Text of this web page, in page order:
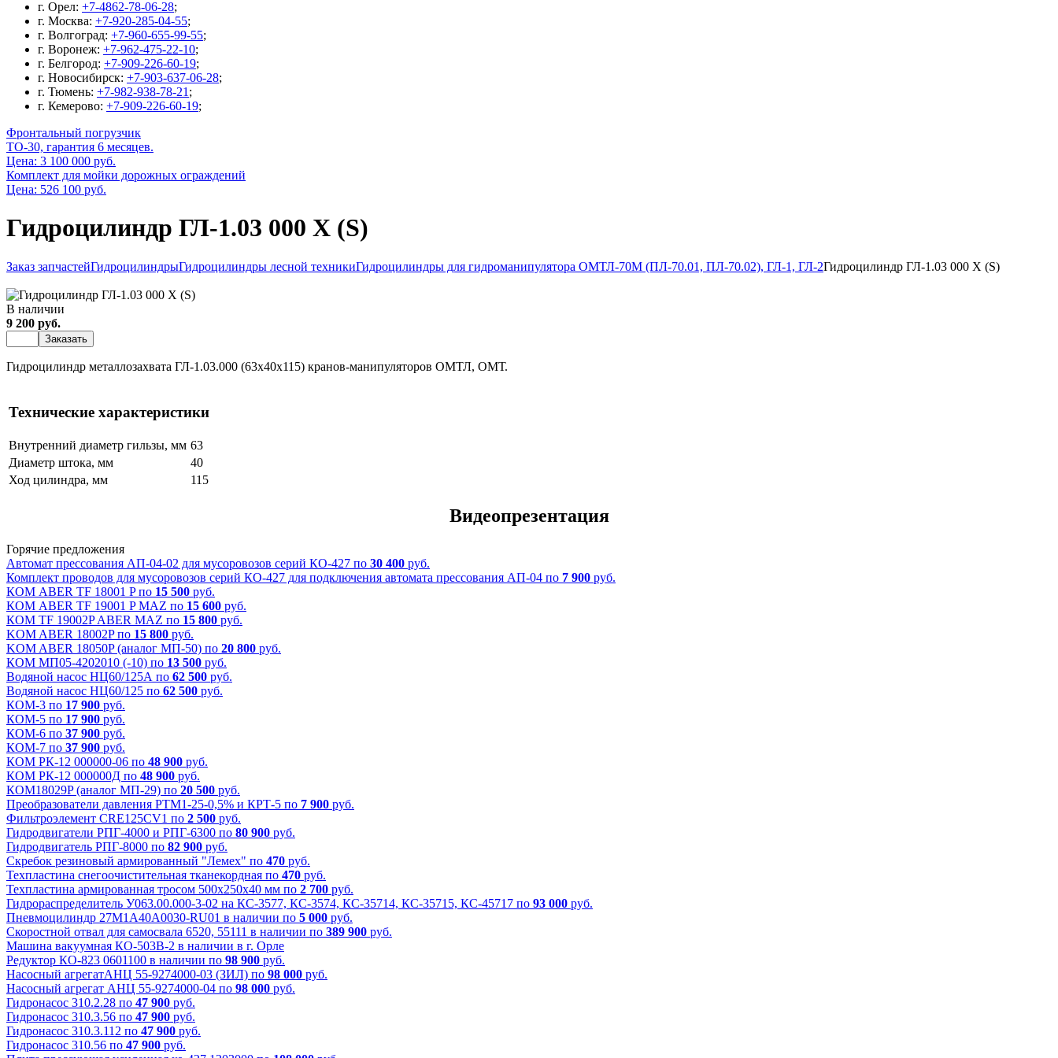
г. Орел: +7-4862-78-06-28;
г. Москва: +7-920-285-04-55;
г. Волгоград: +7-960-655-99-55;
г. Воронеж: +7-962-475-22-10;
г. Белгород: +7-909-226-60-19;
г. Новосибирск: +7-903-637-06-28;
г. Тюмень: +7-982-938-78-21 ;
г. Кемерово: +7-909-226-60-19;
Фронтальный погрузчик
ТО-30, гарантия 6 месяцев.
Цена: 3 100 000 руб.
Комплект для мойки дорожных ограждений
Цена: 526 100 руб.
Гидроцилиндр ГЛ-1.03 000 Х (S)
Заказ запчастейГидроцилиндрыГидроцилиндры лесной техникиГидроцилиндры для гидроманипулятора ОМТЛ-70М (ПЛ-70.01, ПЛ-70.02), ГЛ-1, ГЛ-2Гидроцилиндр ГЛ-1.03 000 Х (S)
В наличии
9 200 руб.
Гидроцилиндр металлозахвата ГЛ-1.03.000 (63х40х115) кранов-манипуляторов ОМТЛ, ОМТ.
Технические характеристики
Внутренний диаметр гильзы, мм 63
Диаметр штока, мм
40
Ход цилиндра, мм
115
Видеопрезентация
Горячие предложения
Автомат прессования АП-04-02 для мусоровозов серий КО-427 по 30 400 руб.
Комплект проводов для мусоровозов серий КО-427 для подключения автомата прессования АП-04 по 7 900 руб.
КОМ ABER TF 18001 P по 15 500 руб.
КОМ АBER TF 19001 P MAZ по 15 600 руб.
КОМ TF 19002P ABER MAZ по 15 800 руб.
KOM ABER 18002P по 15 800 руб.
KOM ABER 18050P (аналог МП-50) по 20 800 руб.
КОМ МП05-4202010 (-10) по 13 500 руб.
Водяной насос НЦ60/125А по 62 500 руб.
Водяной насос НЦ60/125 по 62 500 руб.
КОМ-3 по 17 900 руб.
КОМ-5 по 17 900 руб.
КОМ-6 по 37 900 руб.
КОМ-7 по 37 900 руб.
КОМ РК-12 000000-06 по 48 900 руб.
КОМ РК-12 000000Д по 48 900 руб.
КОМ18029P (аналог МП-29) по 20 500 руб.
Преобразователи давления РТМ1-25-0,5% и КРТ-5 по 7 900 руб.
Фильтроэлемент CRE125CV1 по 2 500 руб.
Гидродвигатели РПГ-4000 и РПГ-6300 по 80 900 руб.
Гидродвигатель РПГ-8000 по 82 900 руб.
Скребок резиновый армированный "Лемех" по 470 руб.
Техпластина снегоочистительная тканекордная по 470 руб.
Техпластина армированная тросом 500x250x40 мм по 2 700 руб.
Гидрораспределитель У063.00.000-3-02 на КС-3577, КС-3574, КС-35714, КС-35715, КС-45717 по 93 000 руб.
Пневмоцилиндр 27М1А40А0030-RU01 в наличии по 5 000 руб.
Скоростной отвал для самосвала 6520, 55111 в наличии по 389 900 руб.
Машина вакуумная КО-503В-2 в наличии в г. Орле
Редуктор КО-823 0601100 в наличии по 98 900 руб.
Насосный агрегатАНЦ 55-9274000-03 (ЗИЛ) по 98 000 руб.
Насосный агрегат АНЦ 55-9274000-04 по 98 000 руб.
Гидронасос 310.2.28 по 47 900 руб.
Гидронасос 310.3.56 по 47 900 руб.
Гидронасос 310.3.112 по 47 900 руб.
Гидронасос 310.56 по 47 900 руб.